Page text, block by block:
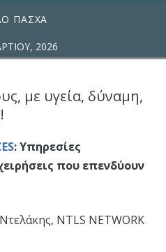
ΠΆΣΧΑ
2026
με υγεία, δύναμη,
: Υπηρεσίες
που επενδύουν
NTLS NETWORK